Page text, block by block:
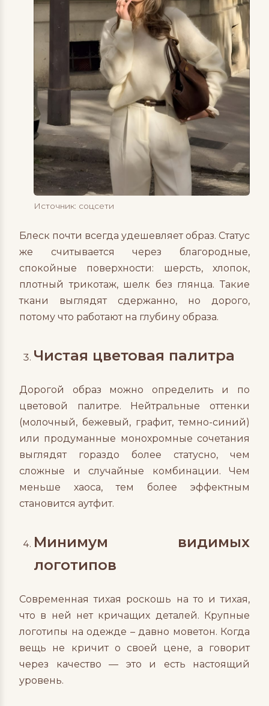
Источник: соцсети
Блеск почти всегда удешевляет образ. Статус
же считывается через благородные,
спокойные поверхности: шерсть, хлопок,
плотный трикотаж, шелк без глянца. Такие
ткани выглядят сдержанно, но дорого,
потому что работают на глубину образа.
Чистая цветовая палитра
Дорогой образ можно определить и по
цветовой палитре. Нейтральные оттенки
(молочный, бежевый, графит, темно-синий)
или продуманные монохромные сочетания
выглядят гораздо более статусно, чем
сложные и случайные комбинации. Чем
меньше хаоса, тем более эффектным
становится аутфит.
Минимум видимых
логотипов
Современная тихая роскошь на то и тихая,
что в ней нет кричащих деталей. Крупные
логотипы на одежде – давно моветон. Когда
вещь не кричит о своей цене, а говорит
через качество — это и есть настоящий
уровень.